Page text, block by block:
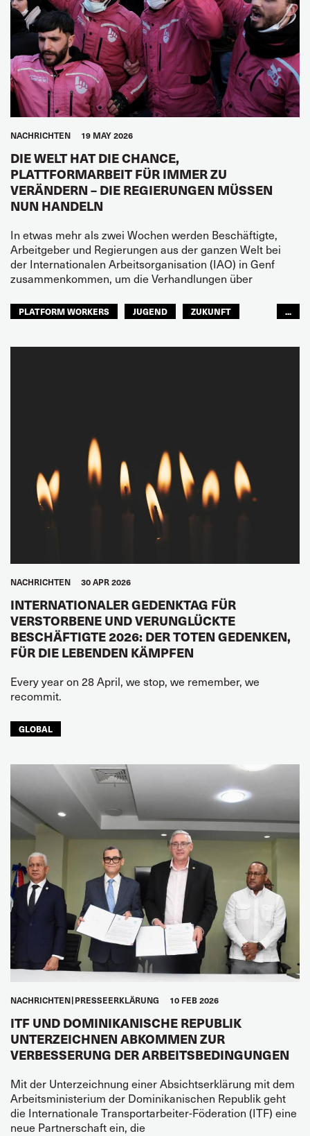
NACHRICHTEN 19 MAY 2026
DIE WELT HAT DIE CHANCE,
PLATTFORMARBEIT FÜR IMMER ZU
VERÄNDERN – DIE REGIERUNGEN MÜSSEN
NUN HANDELN
In etwas mehr als zwei Wochen werden Beschäftigte,
Arbeitgeber und Regierungen aus der ganzen Welt bei
der Internationalen Arbeitsorganisation (IAO) in Genf
zusammenkommen, um die Verhandlungen über
PLATFORM WORKERS JUGEND
ZUKUNFT
...
NACHRICHTEN 30 APR 2026
INTERNATIONALER GEDENKTAG FÜR
VERSTORBENE UND VERUNGLÜCKTE
BESCHÄFTIGTE 2026: DER TOTEN GEDENKEN,
FÜR DIE LEBENDEN KÄMPFEN
Every year on 28 April, we stop, we remember, we
recommit.
GLOBAL
NACHRICHTEN PRESSEERKLÄRUNG 10 FEB 2026
ITF UND DOMINIKANISCHE REPUBLIK
UNTERZEICHNEN ABKOMMEN ZUR
VERBESSERUNG DER ARBEITSBEDINGUNGEN
Mit der Unterzeichnung einer Absichtserklärung mit dem
Arbeitsministerium der Dominikanischen Republik geht
die Internationale Transportarbeiter-Föderation (ITF) eine
neue Partnerschaft ein, die